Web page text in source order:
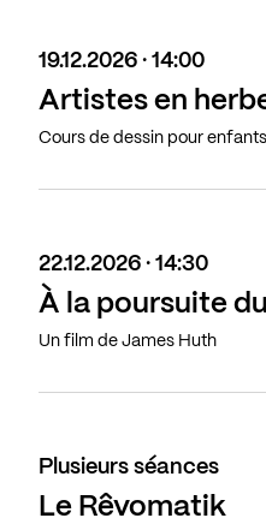
19.12.2026 · 14:00
Artistes en
Cours de dessin pour
22.12.2026 · 14:30
À la poursuite
Un film de James Huth
Plusieurs séances
Le Rêvomatik